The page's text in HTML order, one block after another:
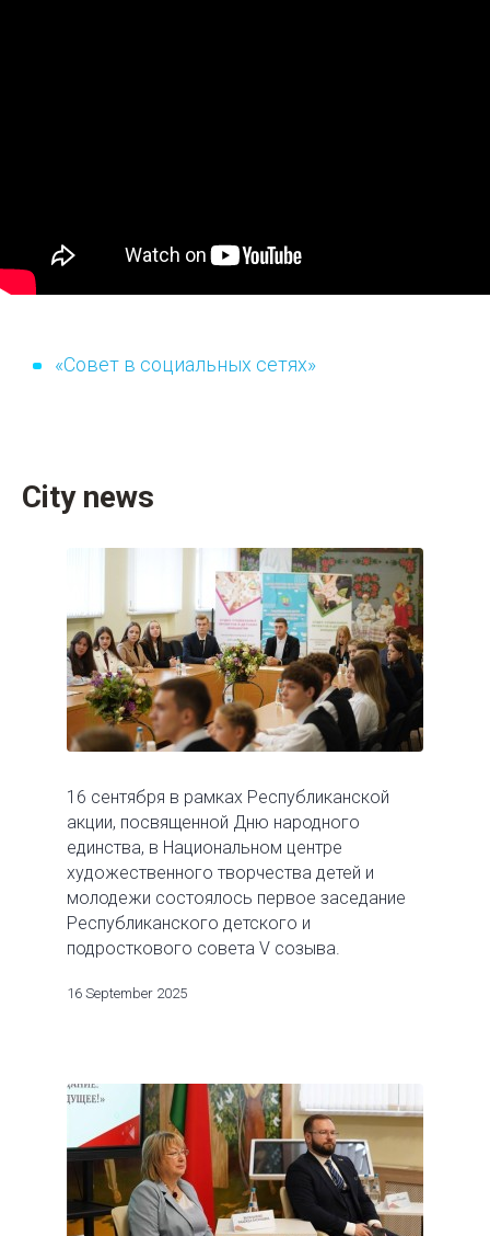
«Совет в социальных сетях»
City news
16 сентября в рамках Республиканской
акции, посвященной Дню народного
единства, в Национальном центре
художественного творчества детей и
молодежи состоялось первое заседание
Республиканского детского и
подросткового совета V созыва.
16 September 2025